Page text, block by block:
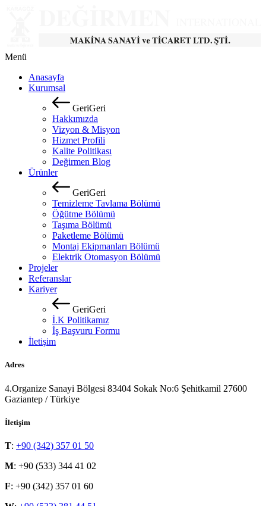
Menü
Anasayfa
Kurumsal
GeriGeri
Hakkımızda
Vizyon & Misyon
Hizmet Profili
Kalite Politikası
Değirmen Blog
Ürünler
GeriGeri
Temizleme Tavlama Bölümü
Öğütme Bölümü
Taşıma Bölümü
Paketleme Bölümü
Montaj Ekipmanları Bölümü
Elektrik Otomasyon Bölümü
Projeler
Referanslar
Kariyer
GeriGeri
İ.K Politikamız
İş Başvuru Formu
İletişim
Adres
4.Organize Sanayi Bölgesi 83404 Sokak No:6 Şehitkamil 27600
Gaziantep / Türkiye
İletişim
T: +90 (342) 357 01 50
M: +90 (533) 344 41 02
F: +90 (342) 357 01 60